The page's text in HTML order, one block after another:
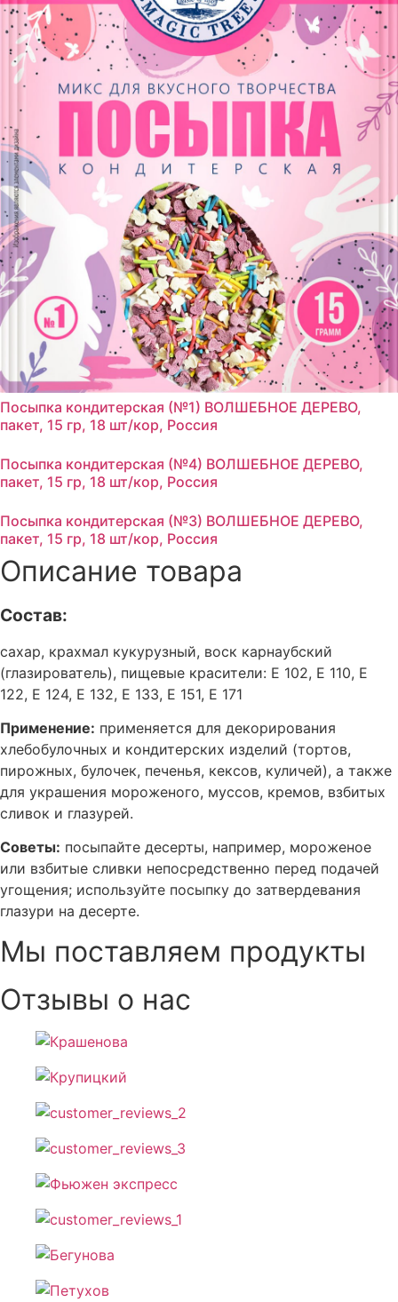
Посыпка кондитерская (№1) ВОЛШЕБНОЕ ДЕРЕВО,
пакет, 15 гр, 18 шт/кор, Россия
Посыпка кондитерская (№4) ВОЛШЕБНОЕ ДЕРЕВО,
пакет, 15 гр, 18 шт/кор, Россия
Посыпка кондитерская (№3) ВОЛШЕБНОЕ ДЕРЕВО,
пакет, 15 гр, 18 шт/кор, Россия
Описание товара
Состав:
сахар, крахмал кукурузный, воск карнаубский
(глазирователь), пищевые красители: Е 102, Е 110, Е
122, Е 124, Е 132, Е 133, Е 151, Е 171
Применение: применяется для декорирования
хлебобулочных и кондитерских изделий (тортов,
пирожных, булочек, печенья, кексов, куличей), а также
для украшения мороженого, муссов, кремов, взбитых
сливок и глазурей.
Советы: посыпайте десерты, например, мороженое
или взбитые сливки непосредственно перед подачей
угощения; используйте посыпку до затвердевания
глазури на десерте.
Мы поставляем продукты
Отзывы о нас